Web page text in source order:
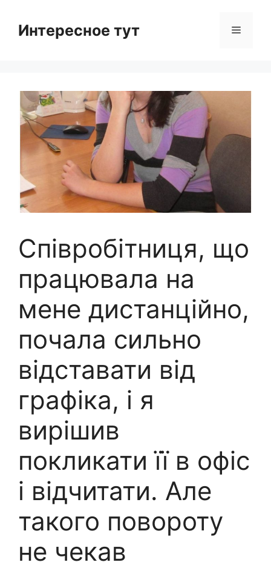
contentИнтересное тут Menu
Співробітниця, що
працювала на
мене дистанційно,
почала сильно
відставати від
графіка, і я
вирішив
покликати її в офіс
і відчитати. Але
такого повороту
не чекав